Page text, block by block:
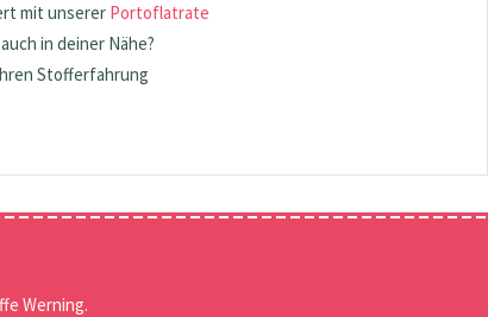
mit unserer Portoflatrate
in deiner Nähe?
Stofferfahrung
Werning.